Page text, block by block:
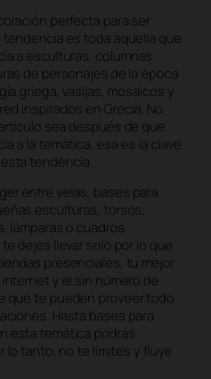
perfecta para ser
es toda aquella que
a esculturas, columnas
de personajes de la época
griega, vasijas, mosaicos y
inspirados en Grecia. No
sea después de que
a la temática, esa es la clave
tendencia.
entre velas, bases para
esculturas, torsos,
lámparas o cuadros.
dejes llevar solo por lo que
presenciales, tu mejor
internet y el sin número de
que te pueden proveer todo
Hasta bases para
esta temática podrás
lo tanto, no te límites y fluye